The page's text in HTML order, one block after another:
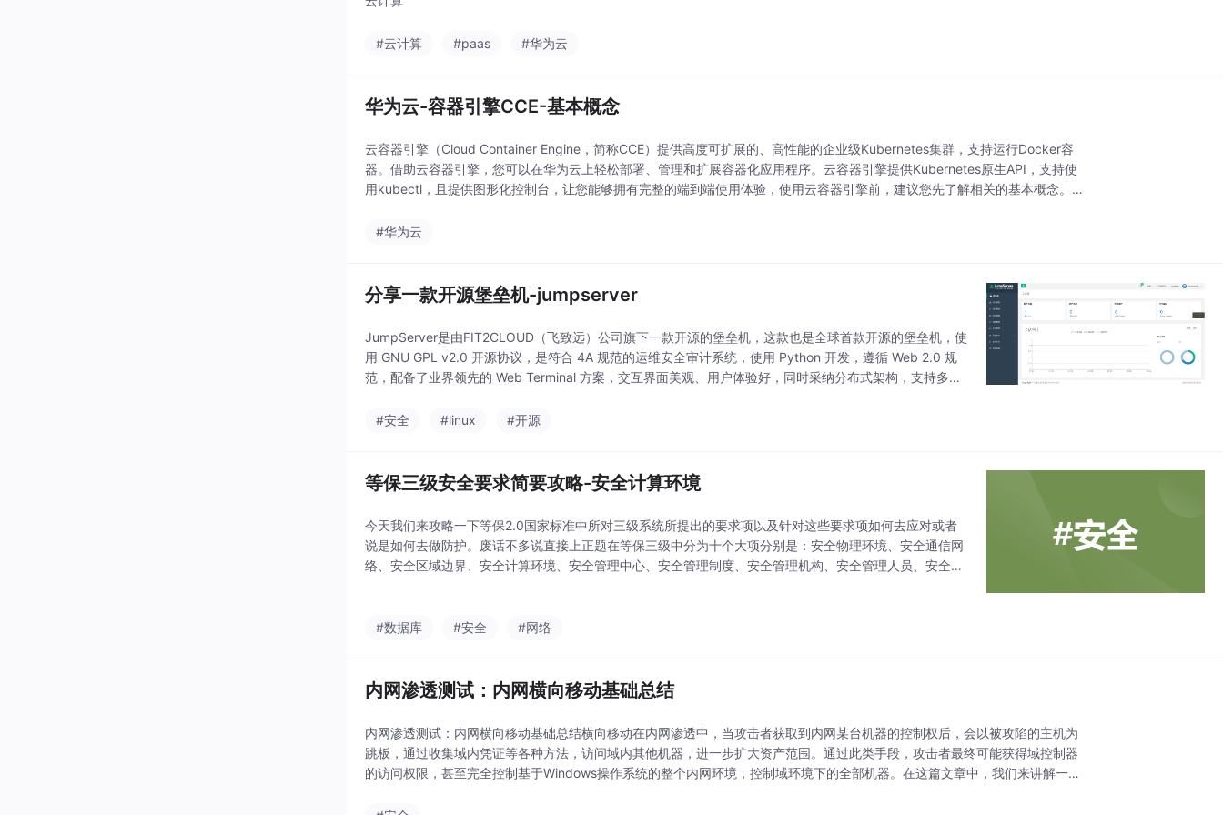
#云计算 #paas #华为云
华为云-容器引擎CCE-基本概念
云容器引擎（Cloud Container Engine，简称CCE）提供高度可扩展的、高性能的企业级Kubernetes集群，支持运行Docker容
器。借助云容器引擎，您可以在华为云上轻松部署、管理和扩展容器化应用程序。云容器引擎提供Kubernetes原生API，支持使
用kubectl，且提供图形化控制台，让您能够拥有完整的端到端使用体验，使用云容器引擎前，建议您先了解相关的基本概念。
#华为云
分享一款开源堡垒机-jumpserver
JumpServer是由FIT2CLOUD（飞致远）公司旗下一款开源的堡垒机，这款也是全球首款开源的堡垒机，使
用 GNU GPL v2.0 开源协议，是符合 4A 规范的运维安全审计系统，使用 Python 开发，遵循 Web 2.0 规
范，配备了业界领先的 Web Terminal 方案，交互界面美观、用户体验好，同时采纳分布式架构，支持多机
#安全
#linux #开源
等保三级安全要求简要攻略-安全计算环境
今天我们来攻略一下等保2.0国家标准中所对三级系统所提出的要求项以及针对这些要求项如何去应对或者
说是如何去做防护。废话不多说直接上正题在等保三级中分为十个大项分别是：安全物理环境、安全通信网
络、安全区域边界、安全计算环境、安全管理中心、安全管理制度、安全管理机构、安全管理人员、安全建
#数据库
#安全 #网络
内网渗透测试：内网横向移动基础总结
内网渗透测试：内网横向移动基础总结横向移动在内网渗透中，当攻击者获取到内网某台机器的控制权后，会以被攻陷的主机为
跳板，通过收集域内凭证等各种方法，访问域内其他机器，进一步扩大资产范围。通过此类手段，攻击者最终可能获得域控制器
的访问权限，甚至完全控制基于Windows操作系统的整个内网环境，控制域环境下的全部机器。在这篇文章中，我们来讲解一下